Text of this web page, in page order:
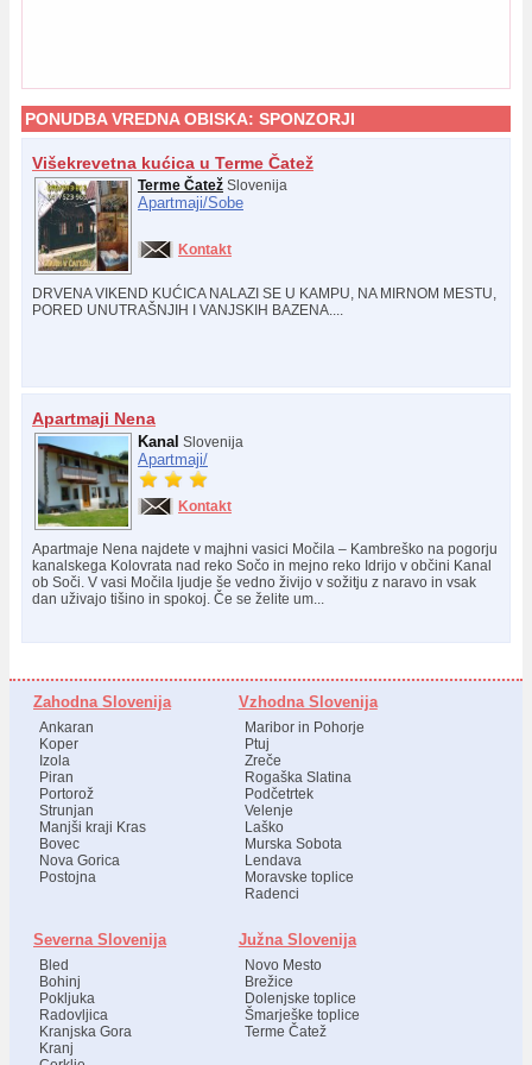
PONUDBA VREDNA OBISKA: SPONZORJI
Višekrevetna kućica u Terme Čatež
Terme Čatež Slovenija
Apartmaji/Sobe
Kontakt
DRVENA VIKEND KUĆICA NALAZI SE U KAMPU, NA MIRNOM MESTU,
PORED UNUTRAŠNJIH I VANJSKIH BAZENA....
Apartmaji Nena
Kanal Slovenija
Apartmaji/
Kontakt
Apartmaje Nena najdete v majhni vasici Močila – Kambreško na pogorju
kanalskega Kolovrata nad reko Sočo in mejno reko Idrijo v občini Kanal
ob Soči. V vasi Močila ljudje še vedno živijo v sožitju z naravo in vsak
dan uživajo tišino in spokoj. Če se želite um...
Zahodna Slovenija
Ankaran
Koper
Izola
Piran
Portorož
Strunjan
Manjši kraji Kras
Bovec
Nova Gorica
Postojna
Vzhodna Slovenija
Maribor in Pohorje
Ptuj
Zreče
Rogaška Slatina
Podčetrtek
Velenje
Laško
Murska Sobota
Lendava
Moravske toplice
Radenci
Severna Slovenija
Bled
Bohinj
Pokljuka
Radovljica
Kranjska Gora
Kranj
Južna Slovenija
Novo Mesto
Brežice
Dolenjske toplice
Šmarješke toplice
Terme Čatež